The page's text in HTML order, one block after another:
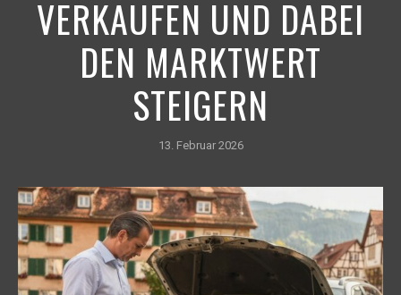
VERKAUFEN UND DABEI
DEN MARKTWERT
STEIGERN
13. Februar 2026